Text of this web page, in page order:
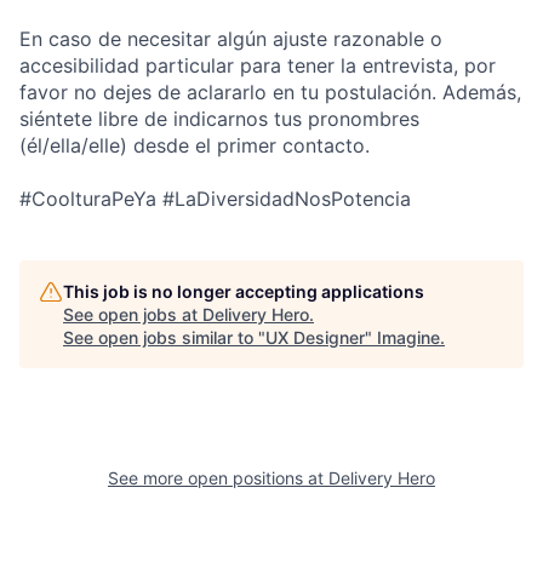
En caso de necesitar algún ajuste razonable o
accesibilidad particular para tener la entrevista, por
favor no dejes de aclararlo en tu postulación. Además,
siéntete libre de indicarnos tus pronombres
(él/ella/elle) desde el primer contacto.
#CoolturaPeYa #LaDiversidadNosPotencia
This job is no longer accepting applications
See open jobs at Delivery Hero.
See open jobs similar to "UX Designer" Imagine.
See more open positions at Delivery Hero